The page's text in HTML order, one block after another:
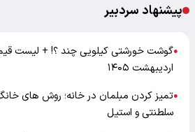
پیشنهاد سردبیر
●
اردیبهشت ۱۴۰۵
●تمیز کردن مبلمان در خانه؛ روش های
سلطنتی و استیل